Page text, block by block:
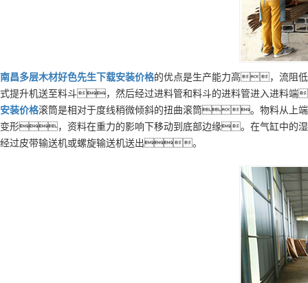
南昌多层木材好色先生下载安装价格的优点是生产能力高，流阻
式提升机送至料斗，然后经过进料管和料斗的进料管进入进料
安装价格滚筒是相对于度线稍微倾斜的扭曲滚筒。物料从上
变形，资料在重力的影响下移动到底部边缘。在气缸中
经过皮带输送机或螺旋输送机送出。